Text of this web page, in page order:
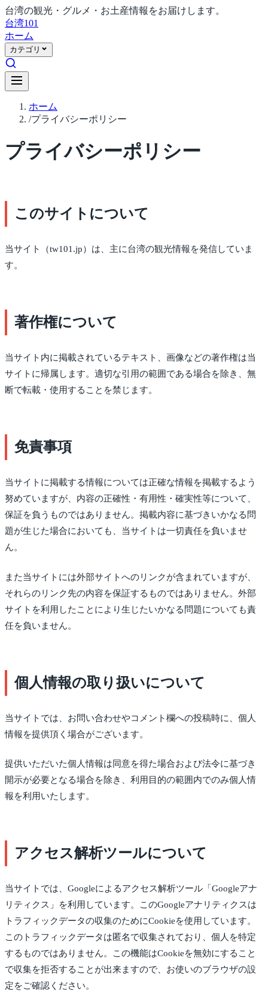
台湾の観光・グルメ・お土産情報をお届けします。
台湾101
ホーム
カテゴリ
ホーム
/プライバシーポリシー
プライバシーポリシー
このサイトについて
当サイト（tw101.jp）は、主に台湾の観光情報を発信していま
す。
著作権について
当サイト内に掲載されているテキスト、画像などの著作権は当
サイトに帰属します。適切な引用の範囲である場合を除き、無
断で転載・使用することを禁じます。
免責事項
当サイトに掲載する情報については正確な情報を掲載するよう
努めていますが、内容の正確性・有用性・確実性等について、
保証を負うものではありません。掲載内容に基づきいかなる問
題が生じた場合においても、当サイトは一切責任を負いませ
ん。
また当サイトには外部サイトへのリンクが含まれていますが、
それらのリンク先の内容を保証するものではありません。外部
サイトを利用したことにより生じたいかなる問題についても責
任を負いません。
個人情報の取り扱いについて
当サイトでは、お問い合わせやコメント欄への投稿時に、個人
情報を提供頂く場合がございます。
提供いただいた個人情報は同意を得た場合および法令に基づき
開示が必要となる場合を除き、利用目的の範囲内でのみ個人情
報を利用いたします。
アクセス解析ツールについて
当サイトでは、Googleによるアクセス解析ツール「Googleアナ
リティクス」を利用しています。このGoogleアナリティクスは
トラフィックデータの収集のためにCookieを使用しています。
このトラフィックデータは匿名で収集されており、個人を特定
するものではありません。この機能はCookieを無効にすること
で収集を拒否することが出来ますので、お使いのブラウザの設
定をご確認ください。